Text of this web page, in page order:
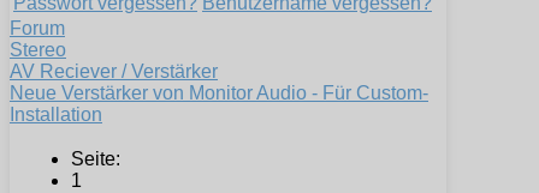
Forum
Stereo
AV Reciever / Verstärker
Neue Verstärker von Monitor Audio - Für Custom-
Installation
Seite:
1